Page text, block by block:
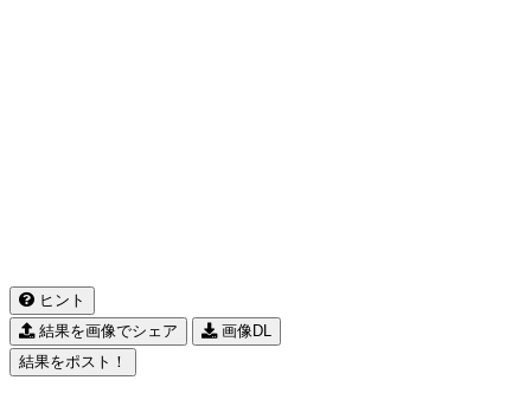
ヒント
結果を画像でシェア
画像DL
結果をポスト！